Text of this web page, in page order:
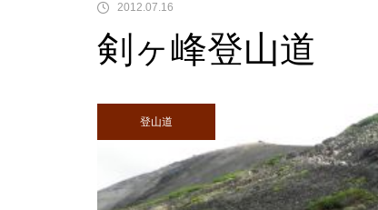
高山植物開花情報③
2012.07.16
剣ヶ峰登山道
登山道